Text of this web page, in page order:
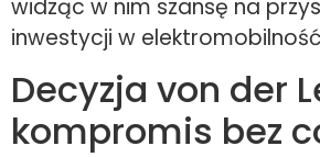
widząc w nim szansę na
inwestycji w
Decyzja von der
kompromis bez